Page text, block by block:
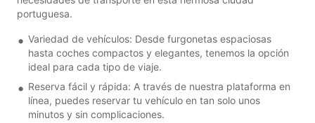
portuguesa.
Variedad de vehículos: Desde furgonetas espaciosas
hasta coches compactos y elegantes, tenemos la opción
ideal para cada tipo de viaje.
Reserva fácil y rápida: A través de nuestra plataforma en
línea, puedes reservar tu vehículo en tan solo unos
minutos y sin complicaciones.